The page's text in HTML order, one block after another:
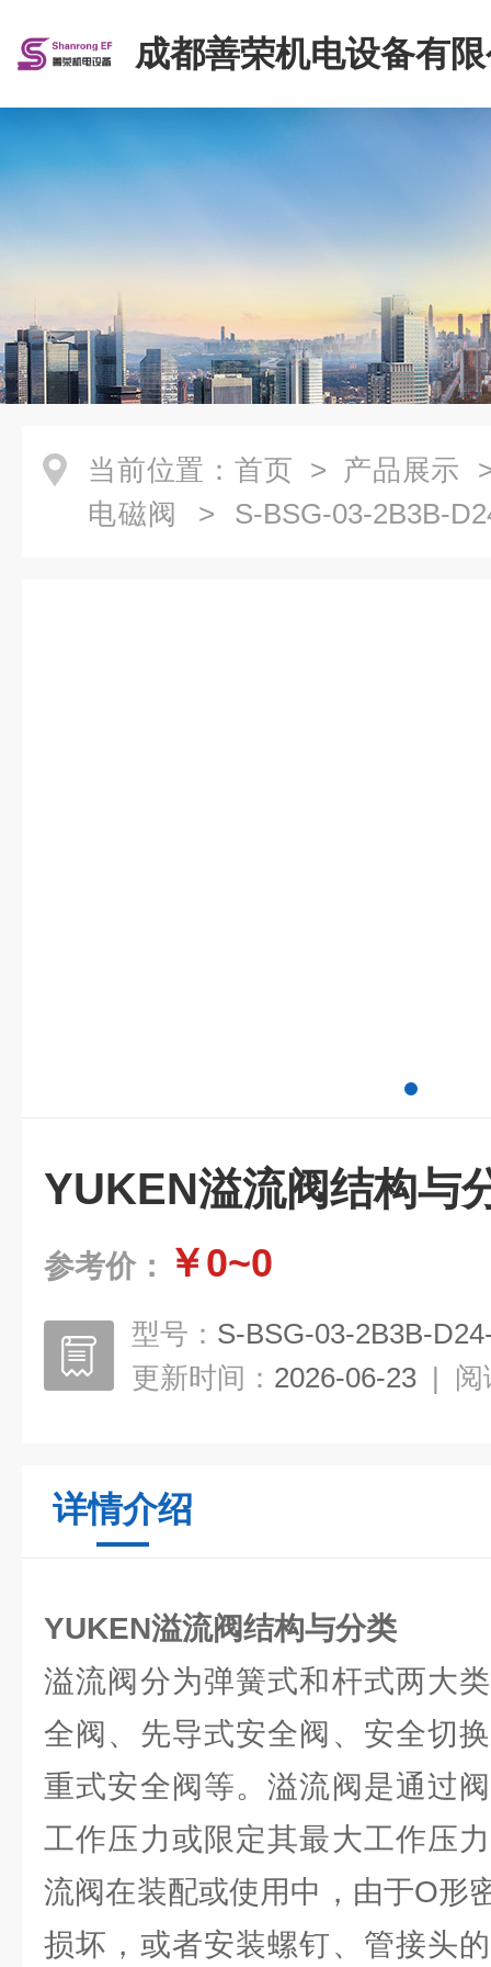
成都善荣机电设备有
当前位置： 首页 > 产品展示
电磁阀
> S-BSG-03-2B3B-
YUKEN溢流阀结构与
参考价： ￥0~0
型号： S-BSG-03-2B3B-
更新时间： 2026-06-23 | 阅
详情介绍
YUKEN溢流阀结构与分类
溢流阀分为弹簧式和杆式两大
全阀、先导式安全阀、安全切
重式安全阀等。溢流阀是通过
工作压力或限定其最大工作压
流阀在装配或使用中，由于O形
损坏，或者安装螺钉、管接头